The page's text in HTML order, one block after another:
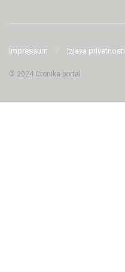
Impressum Izjava privatnosti
© 2024 Cronika portal